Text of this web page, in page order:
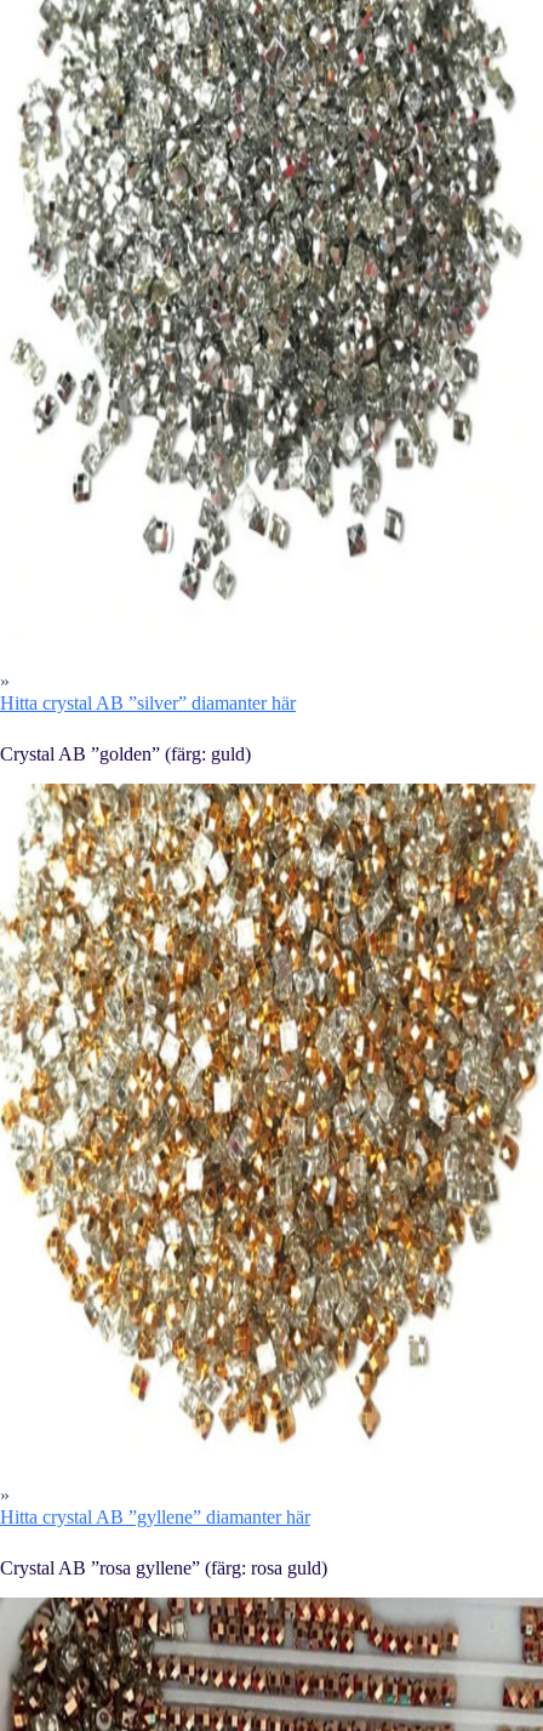
»
Hitta crystal AB ”silver” diamanter här
Crystal AB ”golden” (färg: guld)
»
Hitta crystal AB ”gyllene” diamanter här
Crystal AB ”rosa gyllene” (färg: rosa guld)